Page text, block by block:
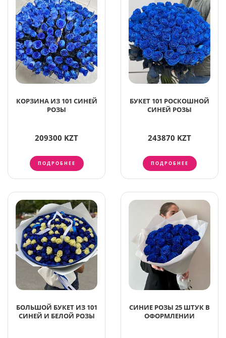
КОРЗИНА ИЗ 101 СИНЕЙ
РОЗЫ
209300 KZT
ПОДРОБНЕЕ
БУКЕТ 101 РОСКОШНОЙ
СИНЕЙ РОЗЫ
243870 KZT
ПОДРОБНЕЕ
БОЛЬШОЙ БУКЕТ ИЗ 101
СИНЕЙ И БЕЛОЙ РОЗЫ
СИНИЕ РОЗЫ 25 ШТУК В
ОФОРМЛЕНИИ